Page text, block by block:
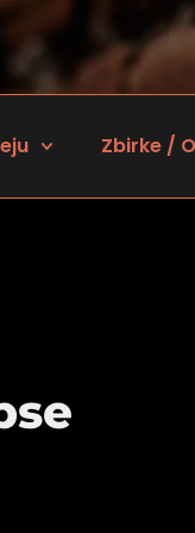
Zbirke /